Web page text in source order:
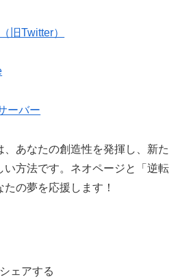
旧Twitter）
ーバー
あなたの創造性を発揮し、新た
い方法です。ネオページと「逆転
の夢を応援します！
シェアする